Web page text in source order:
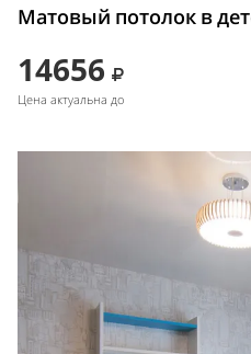
Матовый потолок в
14656
Цена актуальна до